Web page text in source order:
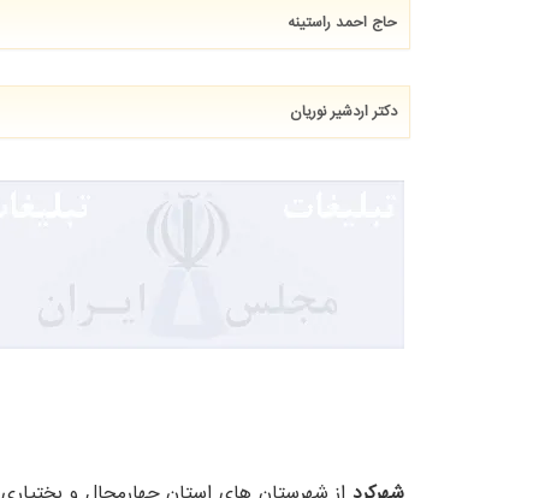
حاج احمد راستینه
دکتر اردشیر نوریان